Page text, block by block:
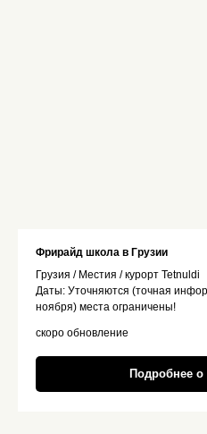
Фрирайд школа в Грузии
Грузия / Местия / курорт Tetnuldi
Даты: Уточняются (точная
ноября) места ограничены!
скоро обновление
Подробнее